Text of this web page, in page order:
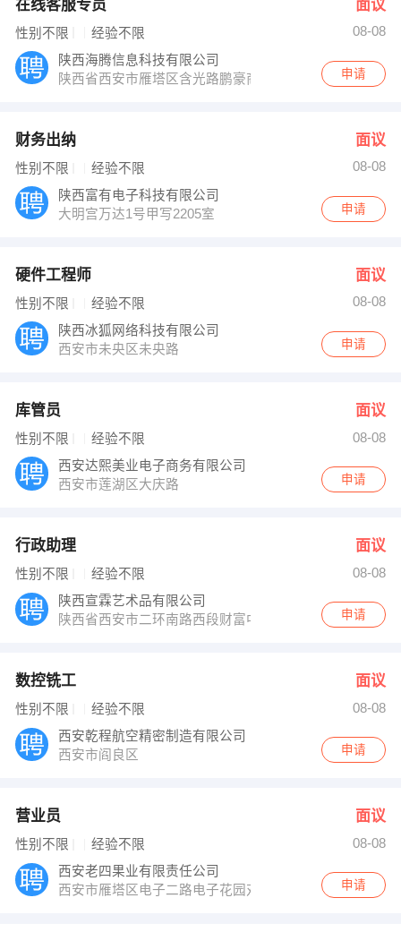
在线客服专员 面议
性别不限 经验不限
08-08
陕西海腾信息科技有限公司
陕西省西安市雁塔区含光路鹏豪商务区2号楼
申请
财务出纳 面议
性别不限 经验不限
08-08
陕西富有电子科技有限公司
大明宫万达1号甲写2205室
申请
硬件工程师 面议
性别不限 经验不限
08-08
陕西冰狐网络科技有限公司
西安市未央区未央路
申请
库管员 面议
性别不限 经验不限
08-08
西安达熙美业电子商务有限公司
西安市莲湖区大庆路
申请
行政助理 面议
性别不限 经验不限
08-08
陕西宣霖艺术品有限公司
陕西省西安市二环南路西段财富中心1期A座20楼申请
数控铣工 面议
性别不限 经验不限
08-08
西安乾程航空精密制造有限公司
西安市阎良区
申请
营业员 面议
性别不限 经验不限
08-08
西安老四果业有限责任公司
西安市雁塔区电子二路电子花园对面老四果业
申请